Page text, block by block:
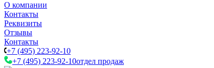
О компании
Контакты
Реквизиты
Отзывы
Контакты
+7 (495) 223-92-10
+7 (495) 223-92-10отдел продаж